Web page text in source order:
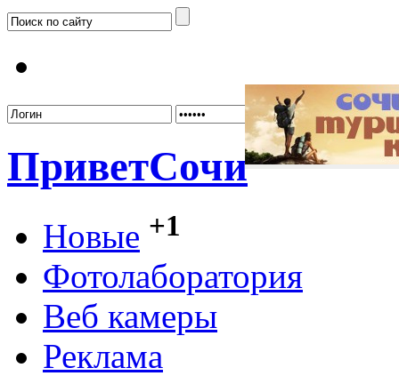
ПриветСочи
Новые +1
Фотолаборатория
Веб камеры
Реклама